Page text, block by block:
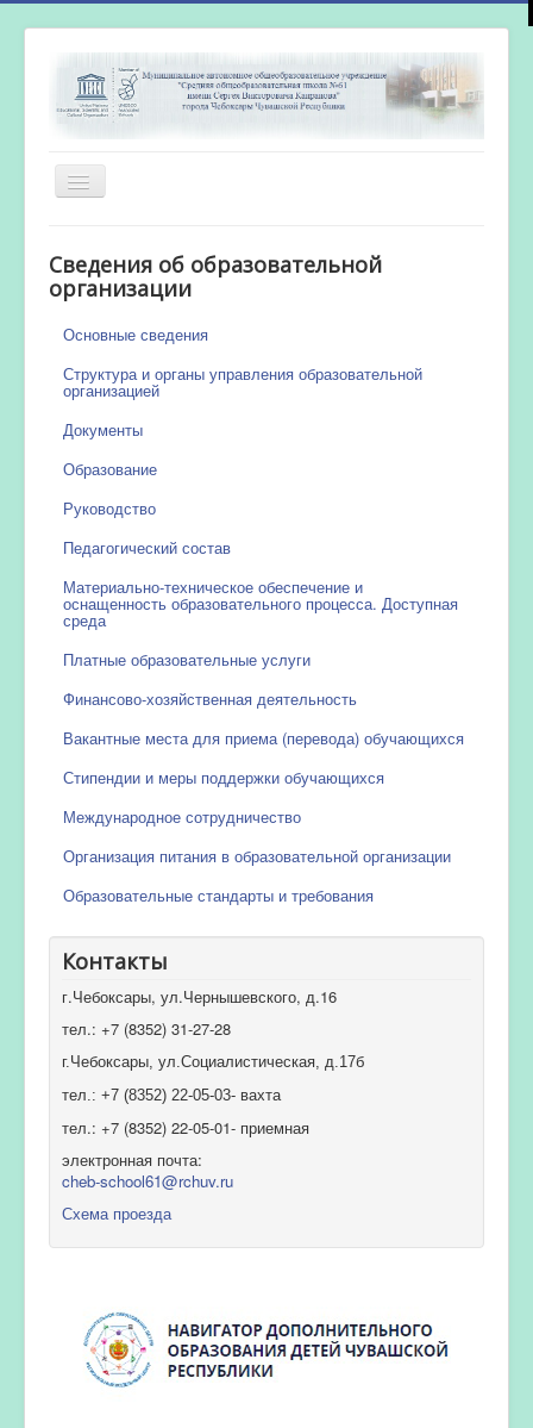
Включить/
выключить
Новости
Сведения об образовательной
организации
Основные сведения
Структура и органы управления образовательной
организацией
Документы
Образование
Руководство
Педагогический состав
Материально-техническое обеспечение и
оснащенность образовательного процесса. Доступная
среда
Платные образовательные услуги
Финансово-хозяйственная деятельность
Вакантные места для приема (перевода) обучающихся
Стипендии и меры поддержки обучающихся
Международное сотрудничество
Организация питания в образовательной организации
Образовательные стандарты и требования
Контакты
г.Чебоксары, ул.Чернышевского, д.16
тел.: +7 (8352) 31-27-28
г.Чебоксары, ул.Социалистическая, д.17б
тел.: +7 (8352) 22-05-03- вахта
тел.: +7 (8352) 22-05-01- приемная
электронная почта:
cheb-school61@rchuv.ru
Схема проезда